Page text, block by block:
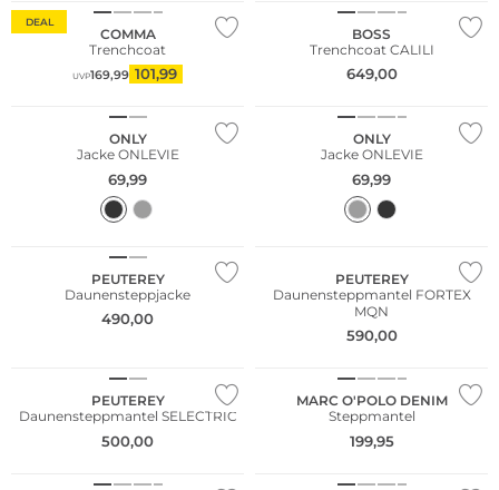
DEAL
COMMA
Trenchcoat
UVP169,99 101,99
BOSS
Trenchcoat CALILI
649,00
ONLY
Jacke ONLEVIE
69,99
ONLY
Jacke ONLEVIE
69,99
PEUTEREY
Daunensteppjacke
490,00
PEUTEREY
Daunensteppmantel FORTEX
MQN
590,00
PEUTEREY
Daunensteppmantel SELECTRIC
500,00
MARC O'POLO DENIM
Steppmantel
199,95